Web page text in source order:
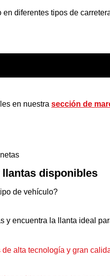
diferentes tipos de
en nuestra sección de
llantas disponibles
de vehículo?
y encuentra la llanta ideal